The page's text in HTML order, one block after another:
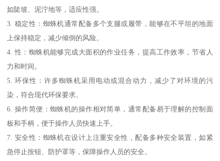
如陡坡、泥泞地等，适应性强。
3. 稳定性：蜘蛛机通常配备多个支腿或履带，能够在不平坦的地面
上保持稳定，减少倾倒的风险。
4. 性：蜘蛛机能够完成大面积的作业任务，提高工作效率，节省人
力和时间。
5. 环保性：许多蜘蛛机采用电动或混合动力，减少了对环境的污
染，符合现代环保要求。
6. 操作简便：蜘蛛机的操作相对简单，通常配备易于理解的控制面
板和手柄，便于操作人员快速上手。
7. 安全性：蜘蛛机在设计上注重安全性，配备多种安全装置，如紧
急停止按钮、防护罩等，保障操作人员的安全。